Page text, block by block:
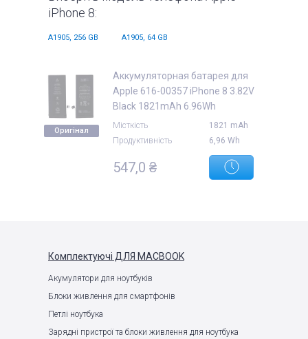
iPhone 8:
A1905, 256 GB A1905, 64 GB
Оригінал
Аккумуляторная батарея для
Apple 616-00357 iPhone 8 3.82V
Black 1821mAh 6.96Wh
Місткість
1821 mAh
Продуктивність
6,96 Wh
547,0 ₴
Комплектуючі ДЛЯ MACBOOK
Акумулятори для ноутбуків
Блоки живлення для смартфонів
Петлі ноутбука
Зарядні пристрої та блоки живлення для ноутбука